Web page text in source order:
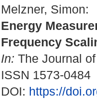
Melzner, Simon:
Energy
Frequency
In: The Journal
ISSN 1573-0484
DOI: https://